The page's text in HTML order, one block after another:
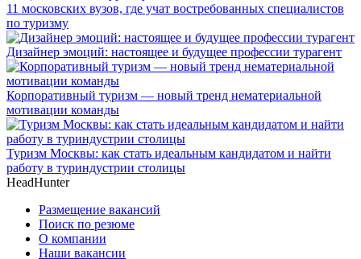
11 московских вузов, где учат востребованных специалистов
по туризму
Дизайнер эмоций: настоящее и будущее профессии турагент
Корпоративный туризм — новый тренд нематериальной
мотивации команды
Туризм Москвы: как стать идеальным кандидатом и найти
работу в туриндустрии столицы
HeadHunter
Размещение вакансий
Поиск по резюме
О компании
Наши вакансии